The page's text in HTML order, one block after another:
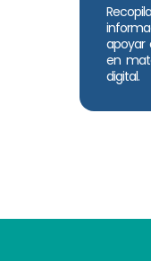
apoyar
en
digital.